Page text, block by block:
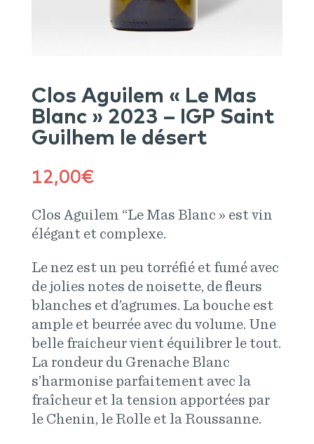
Clos Aguilem « Le Mas
Blanc » 2023 – IGP Saint
Guilhem le désert
12,00€
Clos Aguilem “Le Mas Blanc » est vin
élégant et complexe.
Le nez est un peu torréfié et fumé avec
de jolies notes de noisette, de fleurs
blanches et d’agrumes. La bouche est
ample et beurrée avec du volume. Une
belle fraicheur vient équilibrer le tout.
La rondeur du Grenache Blanc
s’harmonise parfaitement avec la
fraîcheur et la tension apportées par
le Chenin, le Rolle et la Roussanne.